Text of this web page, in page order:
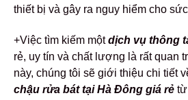
thiết bị và gây ra nguy hiểm cho
+Việc tìm kiếm mộtdịch vụ thông
rẻ, uy tín và chất lượng là rất quan
này, chúng tôi sẽ giới thiệu chi tiết
chậu rửa bát tại Hà Đông giá rẻ từ